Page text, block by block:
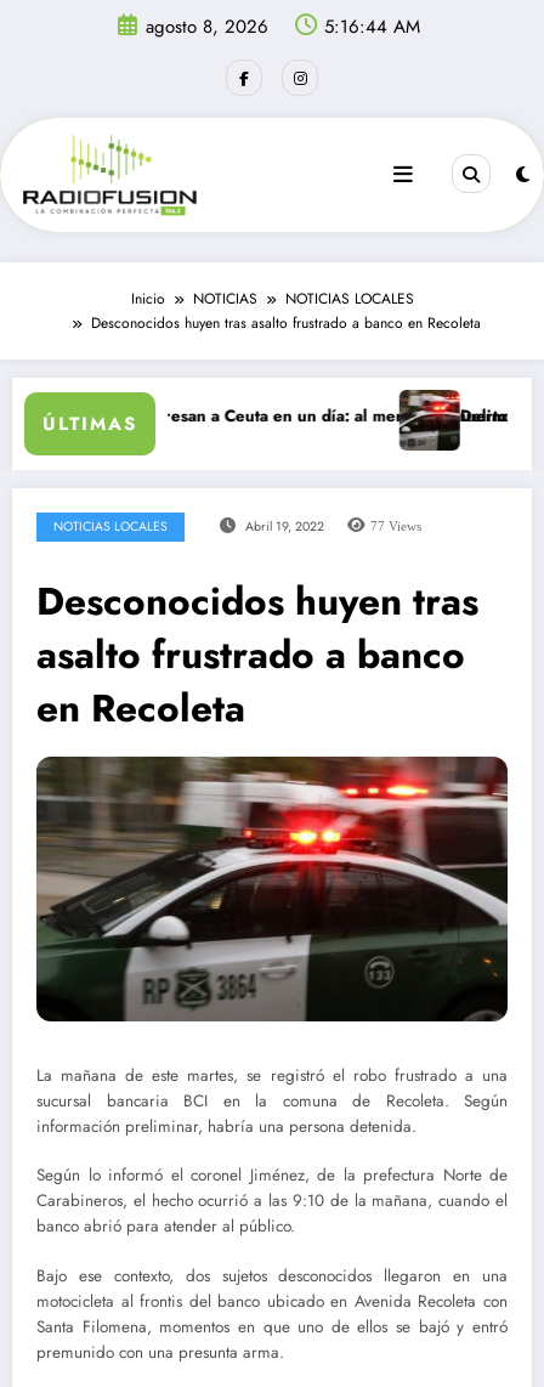
agosto 8, 2026 5:16:44 AM
Inicio NOTICIAS
NOTICIAS LOCALES
Desconocidos huyen tras asalto frustrado a banco en Recoleta
ÚLTIMAS
ingresan a Ceuta en un día: al menos 34 muertos en la
Delincuentes
NOTICIAS LOCALES Abril 19, 2022 77 Views
Desconocidos huyen tras
asalto frustrado a banco
en Recoleta
La mañana de este martes, se registró el robo frustrado a una
sucursal bancaria BCI en la comuna de Recoleta. Según
información preliminar, habría una persona detenida.
Según lo informó el coronel Jiménez, de la prefectura Norte de
Carabineros, el hecho ocurrió a las 9:10 de la mañana, cuando el
banco abrió para atender al público.
Bajo ese contexto, dos sujetos desconocidos llegaron en una
motocicleta al frontis del banco ubicado en Avenida Recoleta con
Santa Filomena, momentos en que uno de ellos se bajó y entró
premunido con una presunta arma.